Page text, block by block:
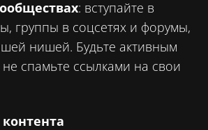
: вступайте в
группы в соцсетях и форумы,
нишей. Будьте активным
спамьте ссылками на свои